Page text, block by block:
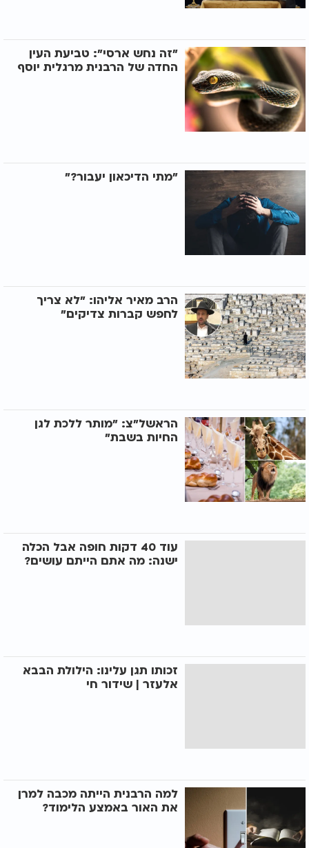
"זה נחש ארסי": טביעת העין
החדה של הרבנית מרגלית יוסף
"מתי הדיכאון יעבור?"
הרב מאיר אליהו: "לא צריך
לחפש קברות צדיקים"
הראשל"צ: "מותר ללכת לגן
החיות בשבת"
עוד 40 דקות חופה אבל הכלה
ישנה: מה אתם הייתם עושים?
זכותו תגן עלינו: הילולת הבבא
אלעזר | שידור חי
למה הרבנית הייתה מכבה למרן
את האור באמצע הלימוד?